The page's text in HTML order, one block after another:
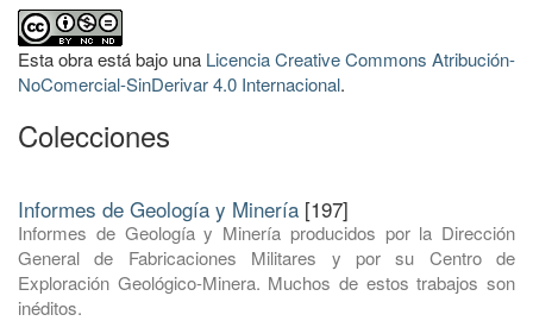
Esta obra está bajo una Licencia Creative Commons Atribución-
NoComercial-SinDerivar 4.0 Internacional.
Colecciones
Informes de Geología y Minería [197]
Informes de Geología y Minería producidos por la Dirección
General de Fabricaciones Militares y por su Centro de
Exploración Geológico-Minera. Muchos de estos trabajos son
inéditos.